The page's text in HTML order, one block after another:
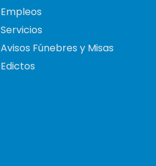
Empleos
Servicios
Avisos Fúnebres y Misas
Edictos